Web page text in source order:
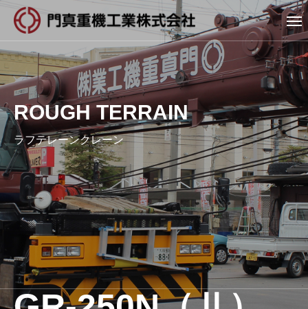
ROUGH TERRAIN
ラフテレーンクレーン